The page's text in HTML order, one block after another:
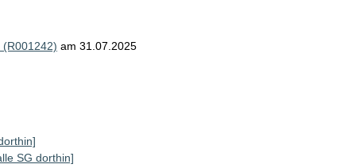
(R001242) am 31.07.2025
SG dorthin]